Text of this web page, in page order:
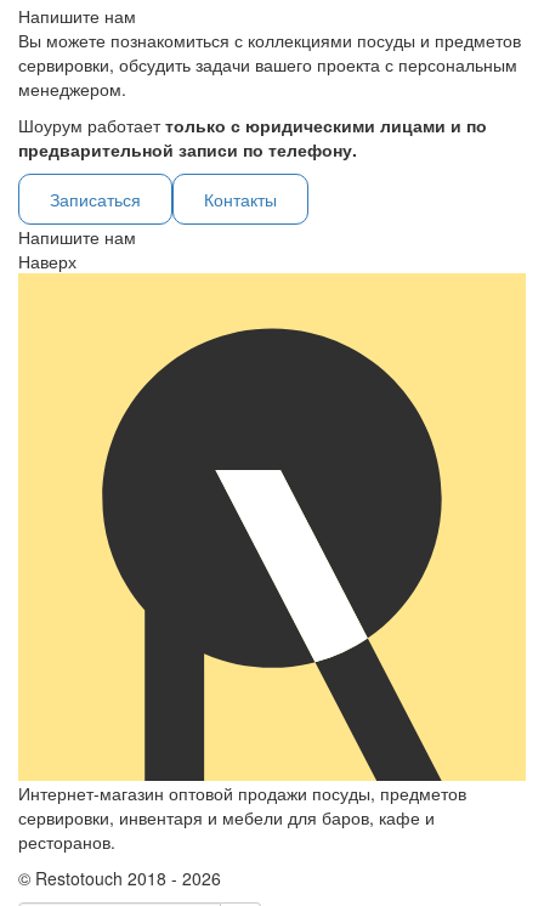
Напишите нам
Вы можете познакомиться с коллекциями посуды и предметов
сервировки, обсудить задачи вашего проекта с персональным
менеджером.
Шоурум работаеттолько с юридическими лицами и по
предварительной записи по телефону.
Записаться
Контакты
Напишите нам
Наверх
Интернет-магазин оптовой продажи посуды, предметов
сервировки, инвентаря и мебели для баров, кафе и
ресторанов.
© Restotouch 2018 - 2026